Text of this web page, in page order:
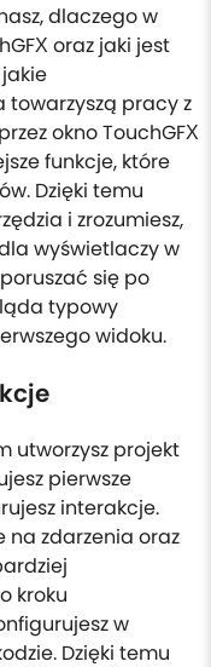
dlaczego w
oraz jaki jest
pracy z
okno TouchGFX
funkcje, które
Dzięki temu
i zrozumiesz,
wyświetlaczy w
się po
typowy
widoku.
utworzysz projekt
pierwsze
interakcje.
na zdarzenia oraz
kroku
w
Dzięki temu